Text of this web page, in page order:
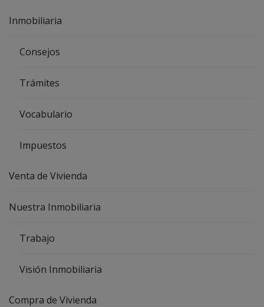
Inmobiliaria
Consejos
Trámites
Vocabulario
Impuestos
Venta de Vivienda
Nuestra Inmobiliaria
Trabajo
Visión Inmobiliaria
Compra de Vivienda